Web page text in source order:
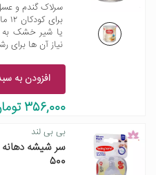
سرلاک گندم و
یا شیر خشک به
نیاز آن ها برای
افزودن به
356,000 تومان
بی بی لند
500